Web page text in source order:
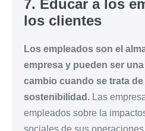
7. Educar a los
los clientes
Los empleados son el
empresa y pueden ser
cambio cuando se trata
sostenibilidad. Las
empleados sobre la
sociales de sus